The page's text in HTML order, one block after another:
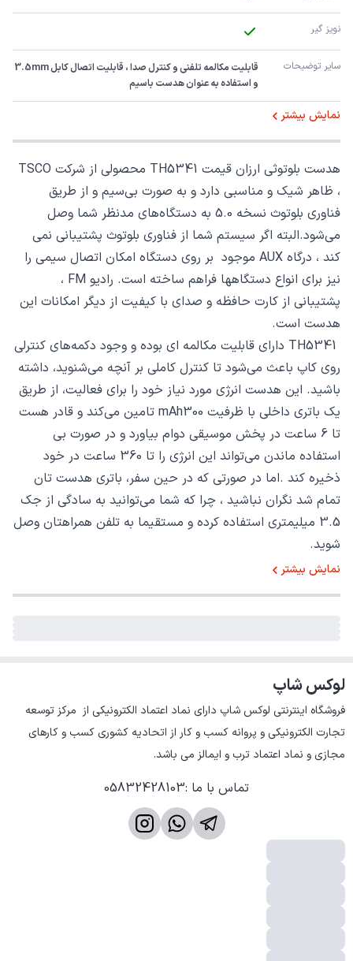
نویز گیر
سایر توضیحات
و استفاده به عنوان هدست باسیم
نمایش بیشتر
هدست بلوتوثی ارزان قیمت TH5341 محصولی از شرکت TSCO
، ظاهر شیک و مناسبی دارد و به صورت بی‌سیم و از طریق
فناوری بلوتوث نسخه 5.0 به دستگاه‌های مدنظر شما وصل
می‌شود.البته اگر سیستم شما از فناوری بلوتوث پشتیبانی نمی
کند ، درگاه AUX موجود بر روی دستگاه امکان اتصال سیمی را
نیز برای انواع دستگاهها فراهم ساخته است. رادیو FM ،
پشتیبانی از کارت حافظه و صدای با کیفیت از دیگر امکانات این
هدست است.
TH5341 دارای قابلیت مکالمه ای بوده و وجود دکمه‌های کنترلی
روی کاپ باعث می‌شود تا کنترل کاملی بر آنچه می‌شنوید، داشته
‌باشید. این هدست انرژی مورد نیاز خود را برای فعالیت، از طریق
یک باتری داخلی با ظرفیت 300
mAh تامین می‌کند و قادر هست
تا 6 ساعت در پخش موسیقی دوام بیاورد و در صورت بی‌
استفاده‌ ماندن می‌تواند این انرژی را تا 360 ساعت در خود
ذخیره کند .اما در صورتی که در حین سفر، باتری هدست ‌تان
تمام شد نگران نباشید ، چرا که شما می‌توانید به ‌سادگی از جک
3.5 میلیمتری استفاده کرده و مستقیما به تلفن همراهتان وصل
شوید.
نمایش بیشتر
لوکس شاپ
مجازی و نماد اعتماد ترب و ایمالز می باشد.
تماس با ما :
05832428103